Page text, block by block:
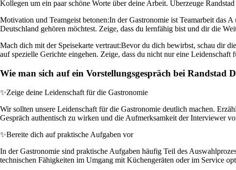
Kollegen um ein paar schöne Worte über deine Arbeit. Überzeuge
Motivation und Teamgeist betonen:In der Gastronomie ist Teamarbeit das
Deutschland gehören möchtest. Zeige, dass du lernfähig bist und dir die
Mach dich mit der Speisekarte vertraut:Bevor du dich bewirbst, schau dir
auf spezielle Gerichte eingehen. Zeige, dass du nicht nur eine
Wie man sich auf ein Vorstellungsgespräch bei Randstad
✨Zeige deine Leidenschaft für die Gastronomie
Wir sollten unsere Leidenschaft für die Gastronomie deutlich machen.
Gespräch authentisch zu wirken und die Aufmerksamkeit der Interviewer
✨Bereite dich auf praktische Aufgaben vor
In der Gastronomie sind praktische Aufgaben häufig Teil des
technischen Fähigkeiten im Umgang mit Küchengeräten oder im Service